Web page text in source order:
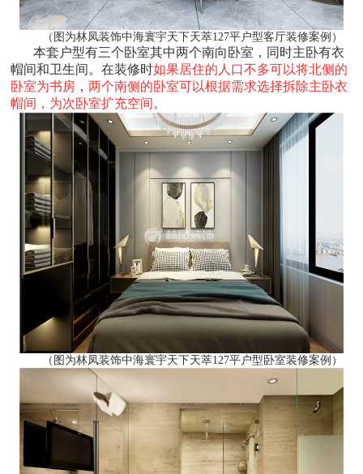
（图为林凤装饰中海寰宇天下天萃127平户型客厅装修案例）
本套户型有三个卧室其中两个南向卧室，同时主卧有衣
帽间和卫生间。在装修时如果居住的人口不多可以将北侧的
卧室为书房 ，两个南侧的卧室可以根据需求选择拆除主卧衣
帽间，为次卧室扩充空间 。
（图为林凤装饰中海寰宇天下天萃127平户型卧室装修案例）